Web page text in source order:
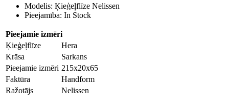
Modelis: Ķieģeļflīze Nelissen
Pieejamība: In Stock
Pieejamie izmēri
Ķieģeļflīze
Hera
Krāsa
Sarkans
Pieejamie izmēri 215x20x65
Faktūra
Handform
Ražotājs
Nelissen